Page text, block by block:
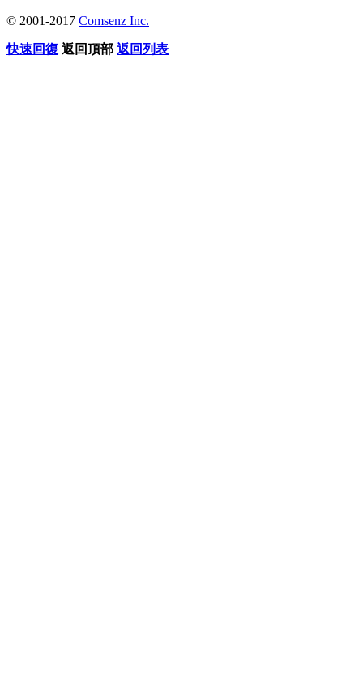
© 2001-2017 Comsenz Inc.
快速回復 返回頂部 返回列表